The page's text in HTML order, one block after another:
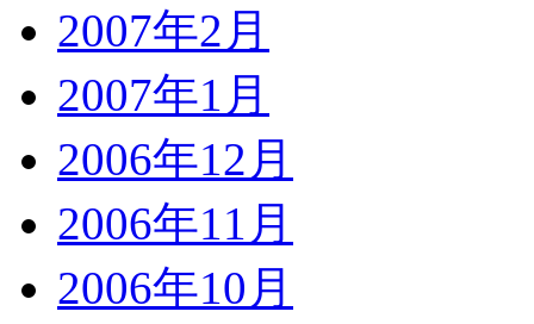
2007年2月
2007年1月
2006年12月
2006年11月
2006年10月